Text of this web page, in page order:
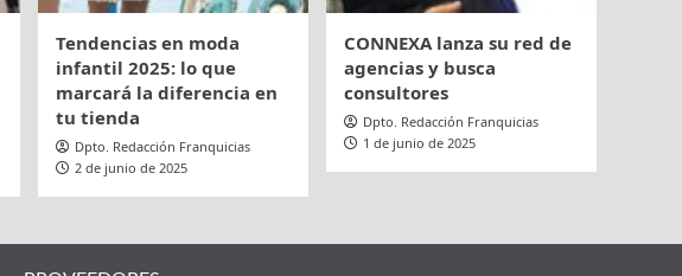
Tendencias en moda
infantil 2025: lo que
marcará la diferencia en
tu tienda
Dpto. Redacción Franquicias
2 de junio de 2025
CONNEXA lanza su red de
agencias y busca
consultores
Dpto. Redacción Franquicias
1 de junio de 2025